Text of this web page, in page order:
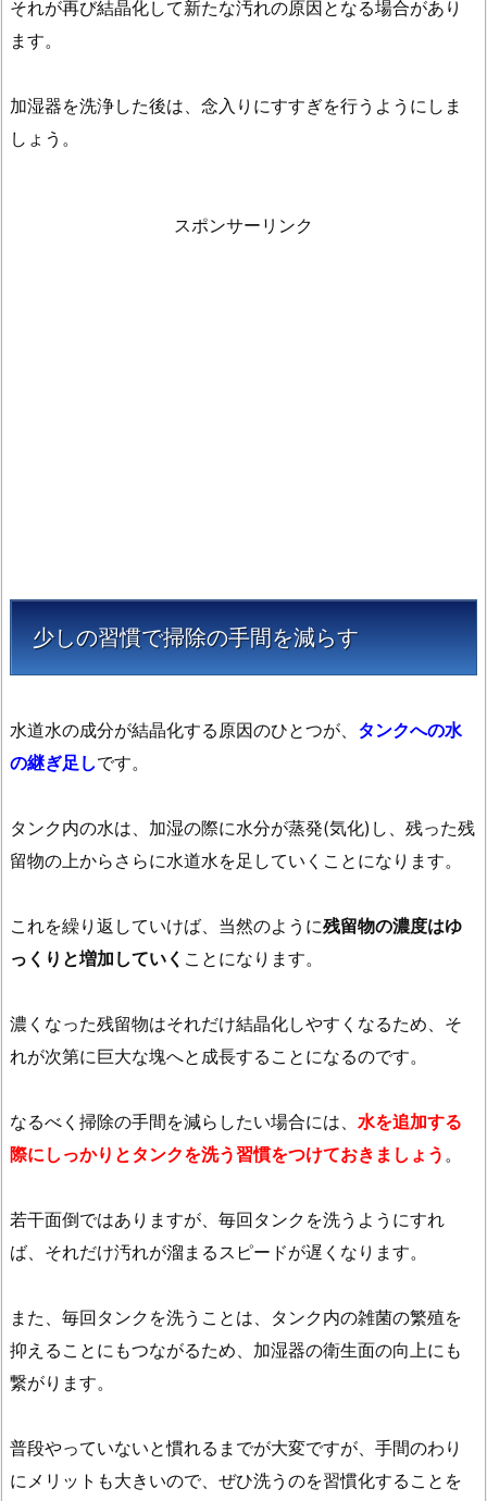
それが再び結晶化して新たな汚れの原因となる場合があり
ます。
加湿器を洗浄した後は、念入りにすすぎを行うようにしま
しょう。
スポンサーリンク
少しの習慣で掃除の手間を減らす
水道水の成分が結晶化する原因のひとつが、 タンクへの水
の継ぎ足しです。
タンク内の水は、加湿の際に水分が蒸発(気化)し、残った残
留物の上からさらに水道水を足していくことになります。
これを繰り返していけば、当然のように残留物の濃度はゆ
っくりと増加していく ことになります。
濃くなった残留物はそれだけ結晶化しやすくなるため、そ
れが次第に巨大な塊へと成長することになるのです。
なるべく掃除の手間を減らしたい場合には、 水を追加する
際にしっかりとタンクを洗う習慣をつけておきましょう 。
若干面倒ではありますが、毎回タンクを洗うようにすれ
ば、それだけ汚れが溜まるスピードが遅くなります。
また、毎回タンクを洗うことは、タンク内の雑菌の繁殖を
抑えることにもつながるため、加湿器の衛生面の向上にも
繋がります。
普段やっていないと慣れるまでが大変ですが、手間のわり
にメリットも大きいので、ぜひ洗うのを習慣化することを